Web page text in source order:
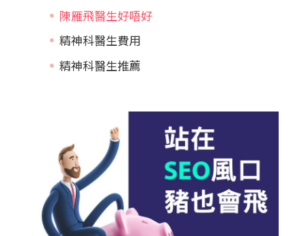
陳雁飛醫生好唔好
精神科醫生費用
精神科醫生推薦